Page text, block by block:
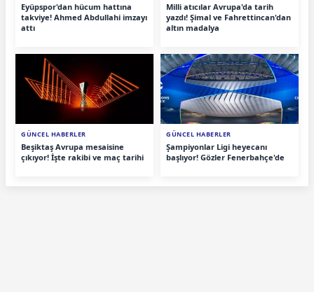
Eyüpspor'dan hücum hattına
takviye! Ahmed Abdullahi imzayı
attı
Milli atıcılar Avrupa'da tarih
yazdı! Şimal ve Fahrettincan'dan
altın madalya
GÜNCEL HABERLER
Beşiktaş Avrupa mesaisine
çıkıyor! İşte rakibi ve maç tarihi
GÜNCEL HABERLER
Şampiyonlar Ligi heyecanı
başlıyor! Gözler Fenerbahçe'de